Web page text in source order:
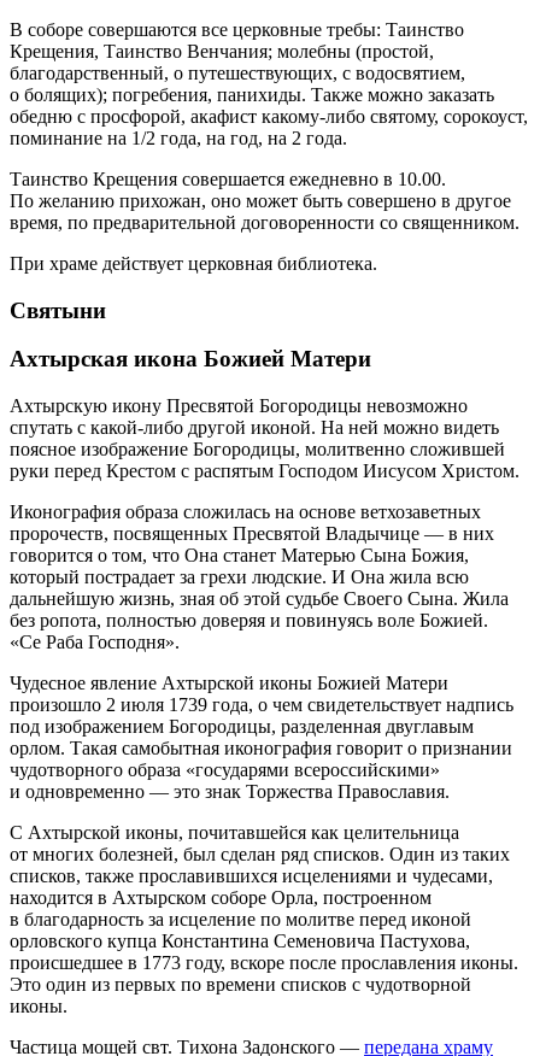
В соборе совершаются все церковные требы: Таинство
Крещения, Таинство Венчания; молебны (простой,
благодарственный, о путешествующих, с водосвятием,
о болящих); погребения, панихиды. Также можно заказать
обедню с просфорой, акафист какому-либо святому, сорокоуст,
поминание на 1/2 года, на год, на 2 года.
Таинство Крещения совершается ежедневно в 10.00.
По желанию прихожан, оно может быть совершено в другое
время, по предварительной договоренности со священником.
При храме действует церковная библиотека.
Святыни
Ахтырская икона Божией Матери
Ахтырскую икону Пресвятой Богородицы невозможно
спутать с какой-либо другой иконой. На ней можно видеть
поясное изображение Богородицы, молитвенно сложившей
руки перед Крестом с распятым Господом Иисусом Христом.
Иконография образа сложилась на основе ветхозаветных
пророчеств, посвященных Пресвятой Владычице — в них
говорится о том, что Она станет Матерью Сына Божия,
который пострадает за грехи людские. И Она жила всю
дальнейшую жизнь, зная об этой судьбе Своего Сына. Жила
без ропота, полностью доверяя и повинуясь воле Божией.
«Се Раба Господня».
Чудесное явление Ахтырской иконы Божией Матери
произошло 2 июля 1739 года, о чем свидетельствует надпись
под изображением Богородицы, разделенная двуглавым
орлом. Такая самобытная иконография говорит о признании
чудотворного образа «государями всероссийскими»
и одновременно — это знак Торжества Православия.
С Ахтырской иконы, почитавшейся как целительница
от многих болезней, был сделан ряд списков. Один из таких
списков, также прославившихся исцелениями и чудесами,
находится в Ахтырском соборе Орла, построенном
в благодарность за исцеление по молитве перед иконой
орловского купца Константина Семеновича Пастухова,
происшедшее в 1773 году, вскоре после прославления иконы.
Это один из первых по времени списков с чудотворной
иконы.
Частица мощей свт. Тихона Задонского — передана храму